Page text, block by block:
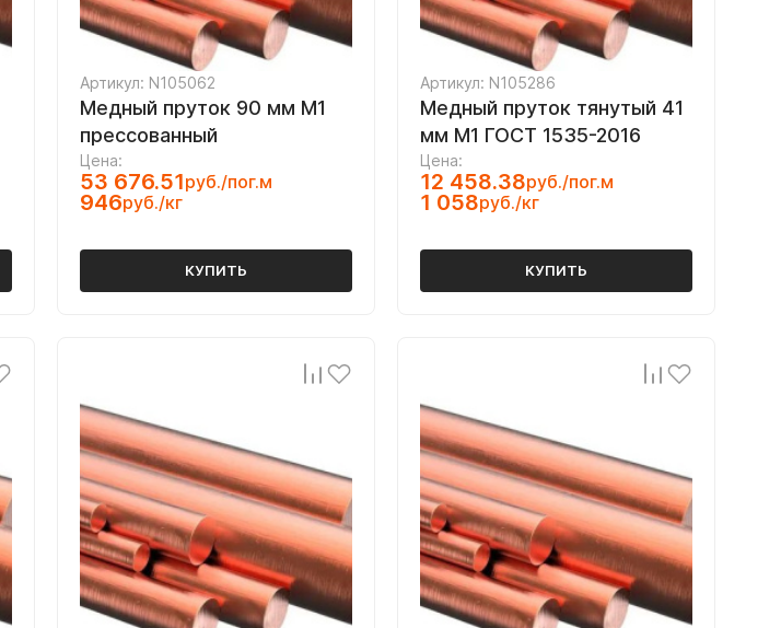
Артикул: N105062
Медный пруток 90 мм М1
прессованный
Цена:
53 676.51руб./пог.м
946руб./кг
КУПИТЬ
Артикул: N105286
Медный пруток тянутый 41
мм М1 ГОСТ 1535-2016
Цена:
12 458.38руб./пог.м
1 058руб./кг
КУПИТЬ